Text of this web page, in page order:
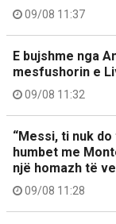
09/08 11:37
E bujshme nga
mesfushorin e
09/08 11:32
“Messi, ti nuk
humbet me
një homazh të
09/08 11:28